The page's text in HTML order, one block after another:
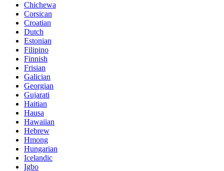
Chichewa
Corsican
Croatian
Dutch
Estonian
Filipino
Finnish
Frisian
Galician
Georgian
Gujarati
Haitian
Hausa
Hawaiian
Hebrew
Hmong
Hungarian
Icelandic
Igbo